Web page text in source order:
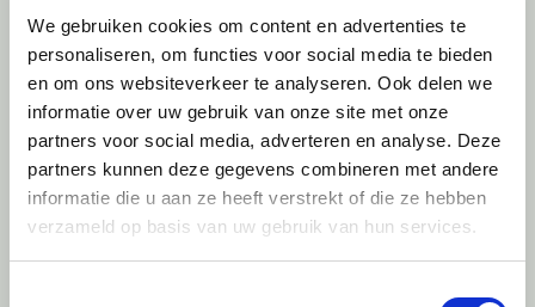
We gebruiken cookies om content en advertenties te
personaliseren, om functies voor social media te bieden
en om ons websiteverkeer te analyseren. Ook delen we
informatie over uw gebruik van onze site met onze
partners voor social media, adverteren en analyse. Deze
partners kunnen deze gegevens combineren met andere
informatie die u aan ze heeft verstrekt of die ze hebben
verzameld op basis van uw gebruik van hun services.